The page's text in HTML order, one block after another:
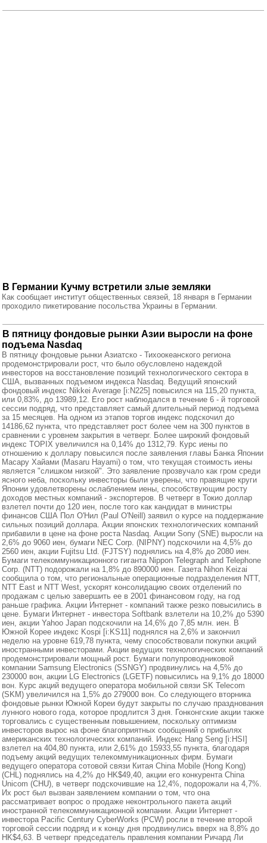
В Германии Кучму встретили злые земляки
Как сообщает институт общественных связей, 18 января в Германии
проходило пикетирование посольства Украины в Германии.
В пятницу фондовые рынки Азии выросли на фоне
подъема Nasdaq
В пятницу фондовые рынки Азиатско - Тихоокеанского региона
продемонстрировали рост, что было обусловлено надеждой
инвесторов на восстановление позиций технологического сектора в
США, вызванных подъемом индекса Nasdaq. Ведущий японский
фондовый индекс Nikkei Average [i:N225] повысился на 115,20 пункта,
или 0,83%, до 13989,12. Его рост наблюдался в течение 6 - й торговой
сессии подряд, что представляет самый длительный период подъема
за 15 месяцев. На одном из этапов торгов индекс подскочил до
14186,62 пункта, что представляет рост более чем на 300 пунктов в
сравнении с уровнем закрытия в четверг. Более широкий фондовый
индекс TOPIX увеличился на 0,14% до 1312,79. Курс иены по
отношению к доллару повысился после заявления главы Банка Японии
Масару Хайами (Masaru Hayami) о том, что текущая стоимость иены
является "слишком низкой". Это заявление прозвучало как гром среди
ясного неба, поскольку инвесторы были уверены, что правящие круги
Японии удовлетворены ослаблением иены, способствующим росту
доходов местных компаний - экспортеров. В четверг в Токио доллар
взлетел почти до 120 иен, после того как кандидат в министры
финансов США Пол О'Нил (Paul O'Neill) заявил о курсе на поддержание
сильных позиций доллара. Акции японских технологических компаний
прибавили в цене на фоне роста Nasdaq. Акции Sony (SNE) выросли на
2,6% до 9060 иен, бумаги NEC Corp. (NIPNY) подскочили на 4,5% до
2560 иен, акции Fujitsu Ltd. (FJTSY) поднялись на 4,8% до 2080 иен.
Бумаги телекоммуникационного гиганта Nippon Telegraph and Telephone
Corp. (NTT) подорожали на 1,8% до 890000 иен. Газета Nihon Keizai
сообщила о том, что региональные операционные подразделения NTT,
NTT East и NTT West, ускорят консолидацию своих отделений по
продажам с целью завершить ее в 2001 финансовом году, на год
раньше графика. Акции Интернет - компаний также резко повысились в
цене. Бумаги Интернет - инвестора Softbank взлетели на 10,2% до 5390
иен, акции Yahoo Japan подскочили на 14,6% до 7,85 млн. иен. В
Южной Корее индекс Kospi [i:KS11] поднялся на 2,6% и закончил
неделю на уровне 619,78 пункта, чему способствовали покупки акций
иностранными инвесторами. Акции ведущих технологических компаний
продемонстрировали мощный рост. Бумаги полупроводниковой
компании Samsung Electronics (SSNGY) продвинулись на 4,5% до
230000 вон, акции LG Electronics (LGETF) повысились на 9,1% до 18000
вон. Курс акций ведущего оператора мобильной связи SK Telecom
(SKM) увеличился на 1,5% до 279000 вон. Со следующего вторника
фондовые рынки Южной Кореи будут закрыты по случаю празднования
лунного нового года, которое продлится 3 дня. Гонконгские акции также
торговались с существенным повышением, поскольку оптимизм
инвесторов вырос на фоне благоприятных сообщений о прибылях
американских технологических компаний. Индекс Hang Seng [i:HSI]
взлетел на 404,80 пункта, или 2,61% до 15933,55 пункта, благодаря
подъему акций ведущих телекоммуникационных фирм. Бумаги
ведущего оператора сотовой связи Китая China Mobile (Hong Kong)
(CHL) поднялись на 4,2% до HK$49,40, акции его конкурента China
Unicom (CHU), в четверг подскочившие на 12,4%, подорожали на 4,7%.
Их рост был вызван заявлением компании о том, что она
рассматривает вопрос о продаже неконтрольного пакета акций
иностранной телекоммуникационной компании. Акции Интернет -
инвестора Pacific Century CyberWorks (PCW) росли в течение второй
торговой сессии подряд и к концу дня продвинулись вверх на 8,8% до
HK$4,63. В четверг председатель правления компании Ричард Ли